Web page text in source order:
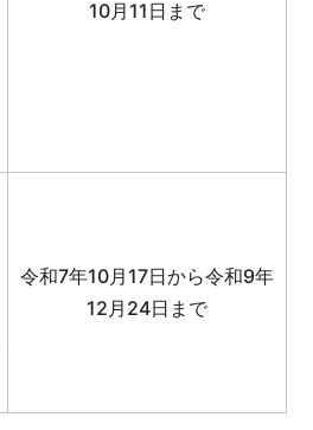
10月11日まで
令和7年10月17日から令和9年
12月24日まで